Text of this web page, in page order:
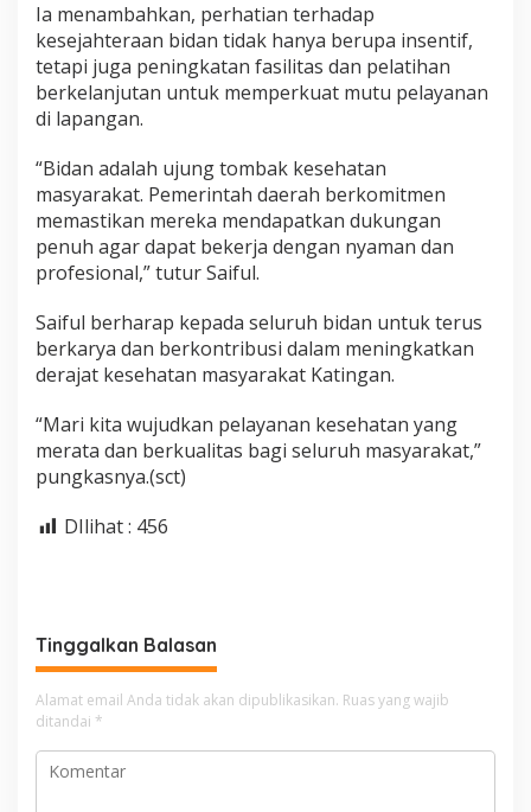
Ia menambahkan, perhatian terhadap
kesejahteraan bidan tidak hanya berupa insentif,
tetapi juga peningkatan fasilitas dan pelatihan
berkelanjutan untuk memperkuat mutu pelayanan
di lapangan.
“Bidan adalah ujung tombak kesehatan
masyarakat. Pemerintah daerah berkomitmen
memastikan mereka mendapatkan dukungan
penuh agar dapat bekerja dengan nyaman dan
profesional,” tutur Saiful.
Saiful berharap kepada seluruh bidan untuk terus
berkarya dan berkontribusi dalam meningkatkan
derajat kesehatan masyarakat Katingan.
“Mari kita wujudkan pelayanan kesehatan yang
merata dan berkualitas bagi seluruh masyarakat,”
pungkasnya.(sct)
DIlihat : 456
Tinggalkan Balasan
Alamat email Anda tidak akan dipublikasikan. Ruas yang wajib
ditandai *